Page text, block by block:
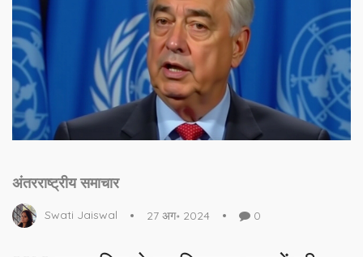
अंतरराष्ट्रीय समाचार
Swati Jaiswal 27 अग॰ 2024 0